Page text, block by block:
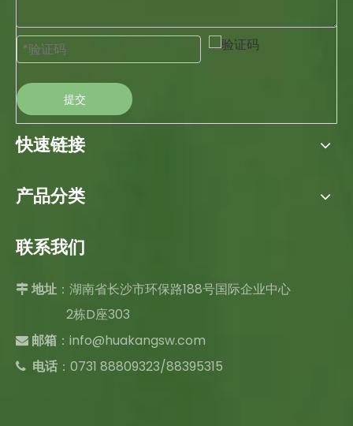
提交
快速链接
产品分类
联系我们
 地址 ：湖南省长沙市环保路188号国际企业中心
2栋D座303
 邮箱 ： info@huakangsw.com
 电话 ：0731 88809323/88395315